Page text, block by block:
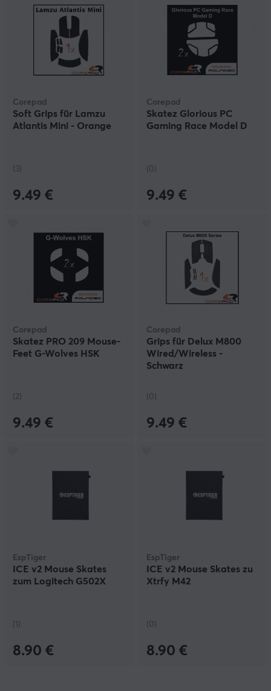
Corepad
Soft Grips für Lamzu
Atlantis Mini - Orange
(3)
9.49 €
Corepad
Skatez Glorious PC
Gaming Race Model D
(0)
9.49 €
Corepad
Skatez PRO 209 Mouse-
Feet G-Wolves HSK
(2)
9.49 €
Corepad
Grips für Delux M800
Wired/Wireless -
Schwarz
(0)
9.49 €
EspTiger
ICE v2 Mouse Skates
zum Logitech G502X
(1)
8.90 €
EspTiger
ICE v2 Mouse Skates zu
Xtrfy M42
(0)
8.90 €